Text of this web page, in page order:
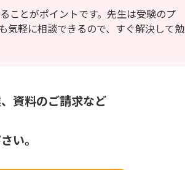
ことがポイントです。先生は受験のプ
気軽に相談できるので、すぐ解決して勉
資料のご請求など
い。